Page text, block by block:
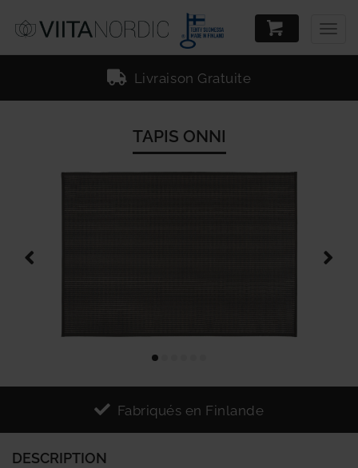
Livraison Gratuite
TAPIS ONNI
Fabriqués en Finlande
DESCRIPTION